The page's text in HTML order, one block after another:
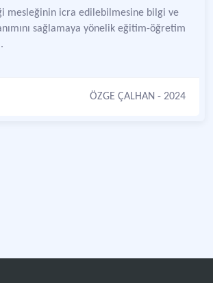
mesleğinin icra edilebilmesine bilgi ve
sağlamaya yönelik eğitim-öğretim
ÖZGE ÇALHAN - 2024